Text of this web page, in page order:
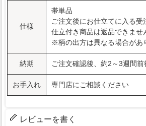
仕様
帯単品
ご注文後にお仕立てに入る受
仕立付き商品は返品できませ
※柄の出方は異なる場合があ
納期 ご注文確認後、約2～3週間前
お手入れ 専門店にご相談ください
レビューを書く